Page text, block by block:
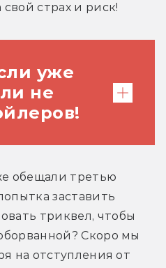
страх и риск!
уже
не
(и обеих
Пол в
галактики. Он
обещали третью
заставить
триквел, чтобы
Скоро мы
на отступления от